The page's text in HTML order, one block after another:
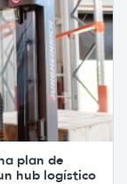
plan de
hub logístico